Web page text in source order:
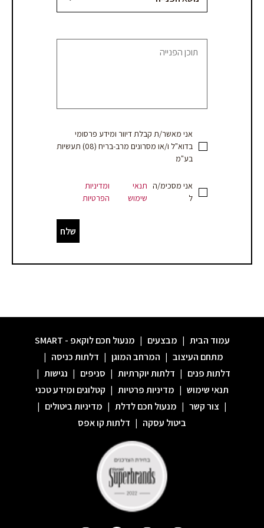
רב-בריח
אני מאשר/ת קבלת דיוור ומידע פרסומי
בדוא"ל ו/או מסרונים מרב-בריח (08) תעשיות
בע"מ
אני מסכימ/ה
ל
תנאי
שימוש
ומדיניות
הפרטיות
שלח
עמוד הבית | מבצעים | מנעול חכם לוקאפ - SMART
מתחם העיצוב | המרחב המוגן | דלתות כניסה |
דלתות פנים | דלתות יוקרתיות | סניפים | נגישות |
תנאי שימוש | מדיניות פרטיות | קטלוגים ומידע טכני
| צור קשר | מנעול חכם לדלת | מדיניות ביטולים |
ביטול עסקה | דלתות קו אפס